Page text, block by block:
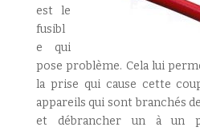
est le
fusibl
e qui
pose problème. Cela lui
la prise qui cause cette
appareils qui sont branchés
et débrancher un à un